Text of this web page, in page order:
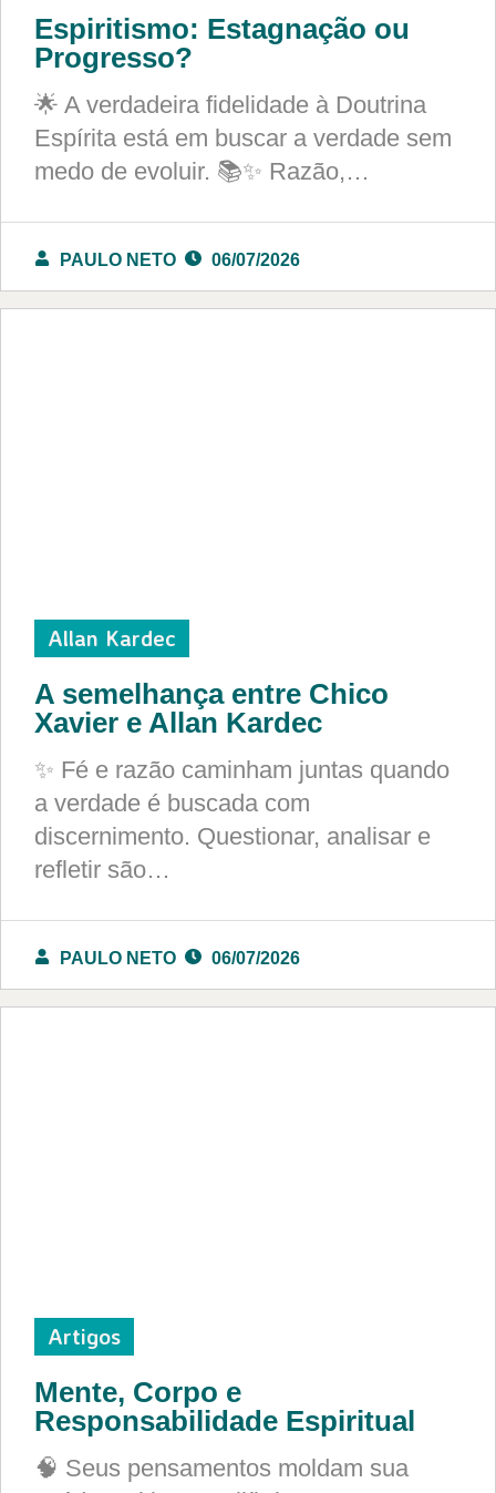
Espiritismo: Estagnação ou
Progresso?
🌟 A verdadeira fidelidade à Doutrina
Espírita está em buscar a verdade sem
medo de evoluir. 📚✨ Razão,…
PAULO NETO 06/07/2026
Allan Kardec
A semelhança entre Chico
Xavier e Allan Kardec
✨ Fé e razão caminham juntas quando
a verdade é buscada com
discernimento. Questionar, analisar e
refletir são…
PAULO NETO 06/07/2026
Artigos
Mente, Corpo e
Responsabilidade Espiritual
🧠 Seus pensamentos moldam sua